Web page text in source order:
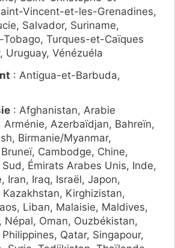
Vincent-et-les-Grenadines,
Salvador, Suriname,
Turques-et-Caïques
Uruguay, Vénézuéla
: Antigua-et-Barbuda,
: Afghanistan, Arabie
Arménie, Azerbaïdjan, Bahreïn,
Birmanie/Myanmar,
Cambodge, Chine,
Émirats Arabes Unis, Inde,
Iran, Iraq, Israël, Japon,
Kirghizistan,
Liban, Malaisie, Maldives,
Népal, Oman, Ouzbékistan,
Qatar, Singapour,